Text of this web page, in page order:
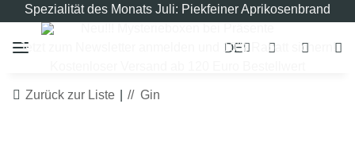
Spezialität des Monats Juli: Piekfeiner Aprikosenbrand
Jetzt zum Newsletter anmelden und 10% Rabatt sichern!
DE
Zurück zur Liste Gin